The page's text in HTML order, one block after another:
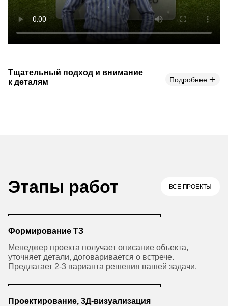
Тщательный подход и внимание
к деталям
Подробнее
Этапы работ ВСЕ ПРОЕКТЫ
Формирование ТЗ
Менеджер проекта получает описание объекта,
уточняет детали, договаривается о встрече.
Предлагает 2-3 варианта решения вашей задачи.
Проектирование, 3Д-визуализация